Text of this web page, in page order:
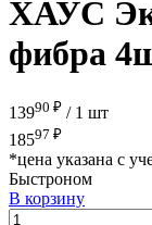
ХАУС
фибра
13990 ₽ / 1 шт
18597 ₽
*цена указана с
Быстроном
В корзину